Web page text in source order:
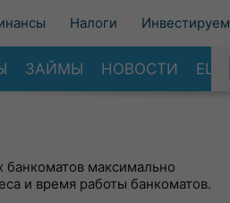
Налоги Инвестируем
ЗАЙМЫ НОВОСТИ ЕЩЕ
банкоматов максимально
и время работы банкоматов.